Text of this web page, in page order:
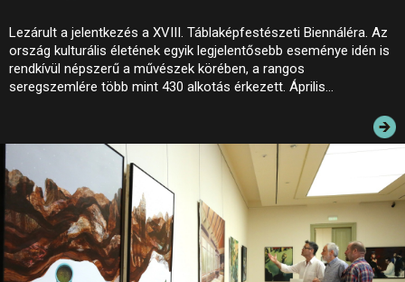
INFORMÁCIÓK
KONFERENCIA
ELÉRHETŐSÉG
PALOTASÉTÁK ÉS VEZETÉSEK
KÖZÉRDEKŰ ADATOK
Lezárult a jelentkezés a XVIII. Táblaképfestészeti Biennáléra. Az
ország kulturális életének egyik legjelentősebb eseménye idén is
rendkívül népszerű a művészek körében, a rangos
seregszemlére több mint 430 alkotás érkezett. Április…